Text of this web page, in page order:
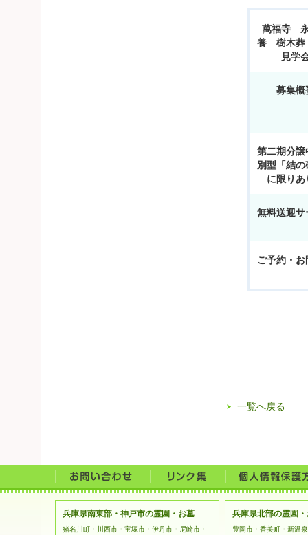
萬福寺
養 樹木
見学
募集概
第二期分譲
別型「結の
に限りあ
無料送迎サ
ご予約・お
一覧へ戻る
兵庫県南東部・神戸市の霊園・お墓
猪名川町・川西市・宝塚市・伊丹市・尼崎市・
兵庫県北部の霊園
豊岡市・香美町・新温